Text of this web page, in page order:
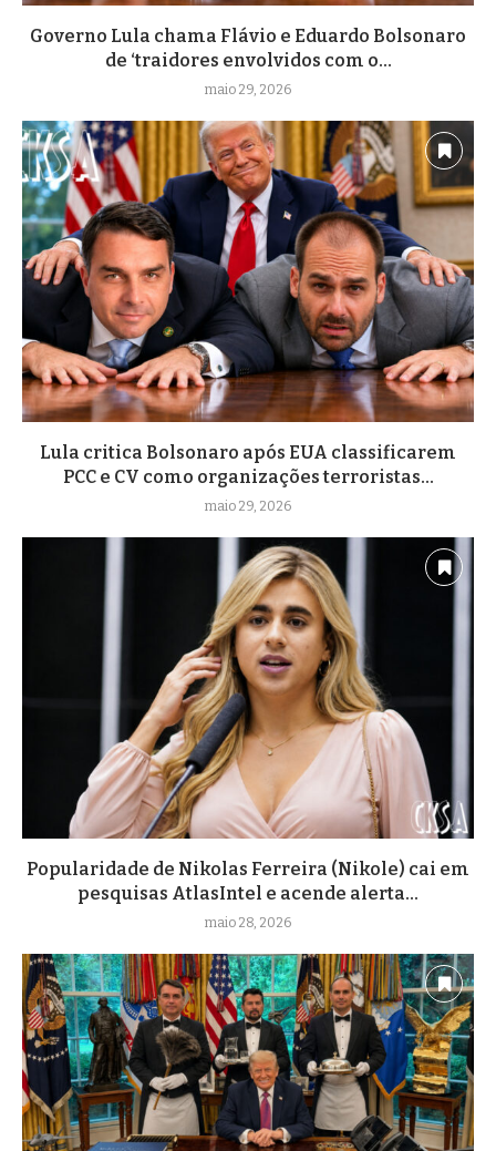
Governo Lula chama Flávio e Eduardo Bolsonaro
de ‘traidores envolvidos com o...
maio 29, 2026
Lula critica Bolsonaro após EUA classificarem
PCC e CV como organizações terroristas...
maio 29, 2026
Popularidade de Nikolas Ferreira (Nikole) cai em
pesquisas AtlasIntel e acende alerta...
maio 28, 2026